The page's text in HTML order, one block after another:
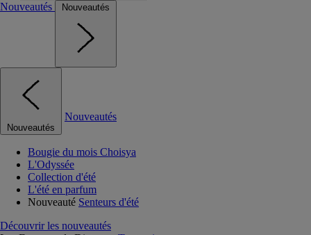
Nouveautés Nouveautés
Nouveautés
Nouveautés
Bougie du mois Choisya
L'Odyssée
Collection d'été
L'été en parfum
Nouveauté Senteurs d'été
Découvrir les nouveautés